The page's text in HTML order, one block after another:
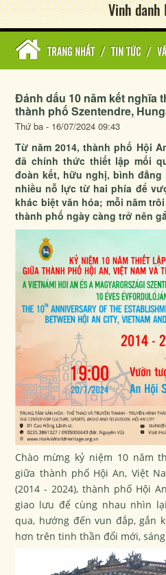
Vinh danh
TRANG NHẤT / TIN TỨC /
Đánh dấu 10 năm kết nghĩa
thành phố Szentendre,
Thứ ba - 16/07/2024 09:43
Từ năm 2014, thành phố Hội
đã chính thức thiết lập mối
đoàn kết, hữu nghị, bình
nhiều nỗ lực từ hai phía để
khác biệt văn hóa; mỗi năm
thành phố ngày càng trở nên
Chào mừng kỷ niệm 10 năm
giữa thành phố Hội An, Việt
(2014 - 2024), thành phố Hội
giao lưu để cùng nhau nhìn
qua, hướng đến vun đắp, gắn
hơn trên tinh thần đổi mới,